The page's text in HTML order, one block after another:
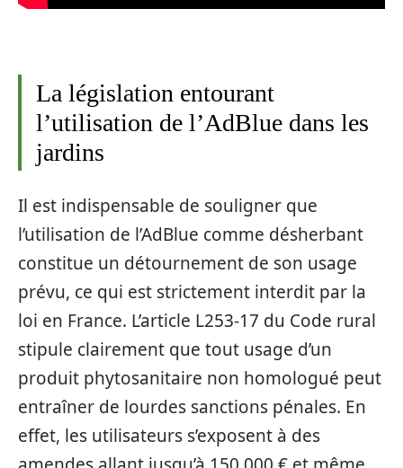
La législation entourant
l’utilisation de l’AdBlue dans les
jardins
Il est indispensable de souligner que
l’utilisation de l’AdBlue comme désherbant
constitue un détournement de son usage
prévu, ce qui est strictement interdit par la
loi en France. L’article L253-17 du Code rural
stipule clairement que tout usage d’un
produit phytosanitaire non homologué peut
entraîner de lourdes sanctions pénales. En
effet, les utilisateurs s’exposent à des